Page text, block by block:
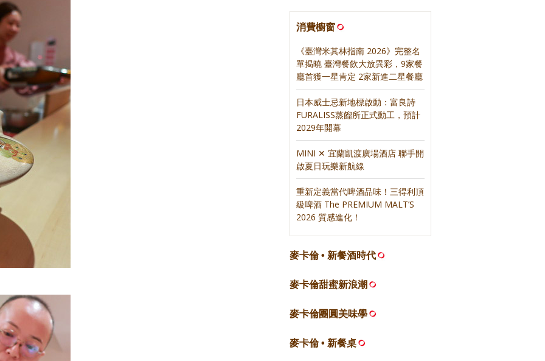
消費櫥窗
《臺灣米其林指南 2026》完整名
單揭曉 臺灣餐飲大放異彩，9家餐
廳首獲一星肯定 2家新進二星餐廳
日本威士忌新地標啟動：富良詩
FURALISS蒸餾所正式動工，預計
2029年開幕
MINI ✕ 宜蘭凱渡廣場酒店 聯手開
啟夏日玩樂新航線
重新定義當代啤酒品味！三得利頂
級啤酒 The PREMIUM MALT’S
2026 質感進化！
麥卡倫 • 新餐酒時代
麥卡倫甜蜜新浪潮
麥卡倫團圓美味學
麥卡倫 • 新餐桌